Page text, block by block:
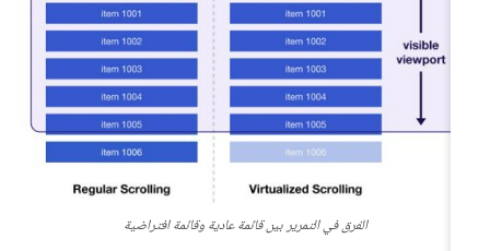
الفرق في التمرير بين قائمة عادية وقائمة افتراضية